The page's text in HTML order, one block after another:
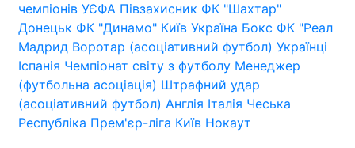
чемпіонів УЄФА Півзахисник ФК "Шахтар"
Донецьк ФК "Динамо" Київ Україна Бокс ФК "Реал
Мадрид Воротар (асоціативний футбол) Українці
Іспанія Чемпіонат світу з футболу Менеджер
(футбольна асоціація) Штрафний удар
(асоціативний футбол) Англія Італія Чеська
Республіка Прем'єр-ліга Київ Нокаут